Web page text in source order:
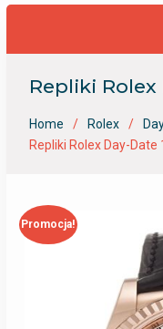
Repliki Rolex
Home Rolex
Repliki Rolex Day-Date
Promocja!